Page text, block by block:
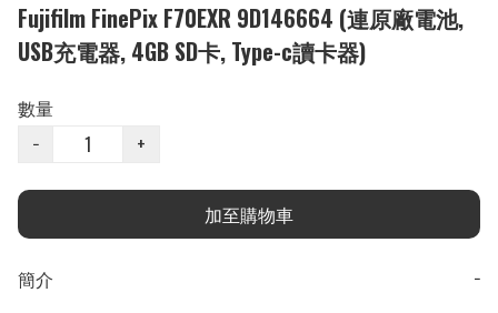
Fujifilm FinePix F70EXR 9D146664 (連原廠電池,
USB充電器, 4GB SD卡, Type-c讀卡器)
數量
−
+
加至購物車
簡介
−